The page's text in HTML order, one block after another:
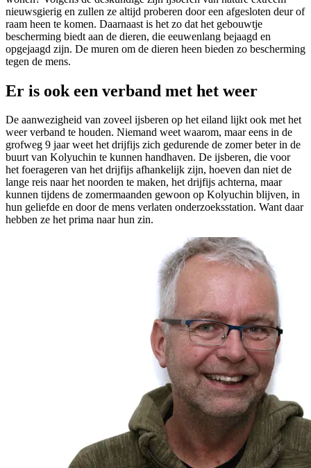
nieuwsgierig en zullen ze altijd proberen door een afgesloten deur of
raam heen te komen. Daarnaast is het zo dat het gebouwtje
bescherming biedt aan de dieren, die eeuwenlang bejaagd en
opgejaagd zijn. De muren om de dieren heen bieden zo bescherming
tegen de mens.
Er is ook een verband met het weer
De aanwezigheid van zoveel ijsberen op het eiland lijkt ook met het
weer verband te houden. Niemand weet waarom, maar eens in de
grofweg 9 jaar weet het drijfijs zich gedurende de zomer beter in de
buurt van Kolyuchin te kunnen handhaven. De ijsberen, die voor
het foerageren van het drijfijs afhankelijk zijn, hoeven dan niet de
lange reis naar het noorden te maken, het drijfijs achterna, maar
kunnen tijdens de zomermaanden gewoon op Kolyuchin blijven, in
hun geliefde en door de mens verlaten onderzoeksstation. Want daar
hebben ze het prima naar hun zin.